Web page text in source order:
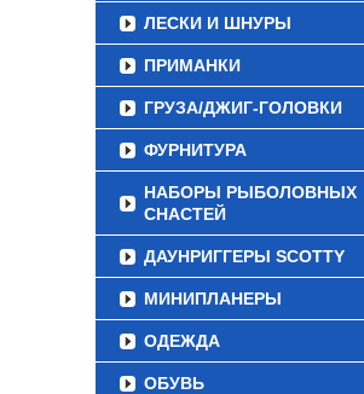
ЛЕСКИ И ШНУРЫ
ПРИМАНКИ
ГРУЗА/ДЖИГ-ГОЛОВКИ
ФУРНИТУРА
НАБОРЫ РЫБОЛОВНЫХ
СНАСТЕЙ
ДАУНРИГГЕРЫ SCOTTY
МИНИПЛАНЕРЫ
ОДЕЖДА
ОБУВЬ